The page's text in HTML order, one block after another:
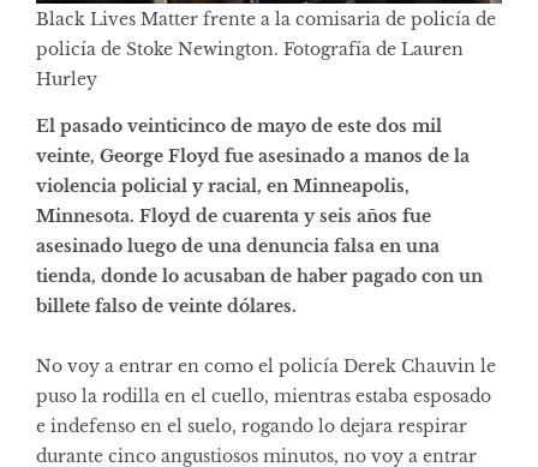
Black Lives Matter frente a la comisaria de policía de
policía de Stoke Newington. Fotografía de Lauren
Hurley
El pasado veinticinco de mayo de este dos mil
veinte, George Floyd fue asesinado a manos de la
violencia policial y racial, en Minneapolis,
Minnesota. Floyd de cuarenta y seis años fue
asesinado luego de una denuncia falsa en una
tienda, donde lo acusaban de haber pagado con un
billete falso de veinte dólares.
No voy a entrar en como el policía Derek Chauvin le
puso la rodilla en el cuello, mientras estaba esposado
e indefenso en el suelo, rogando lo dejara respirar
durante cinco angustiosos minutos, no voy a entrar